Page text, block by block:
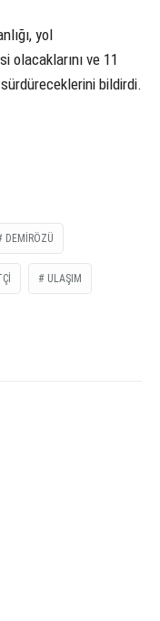
yol
olacaklarını ve 11
bildirdi.
DEMIRÖZÜ
ULAŞIM